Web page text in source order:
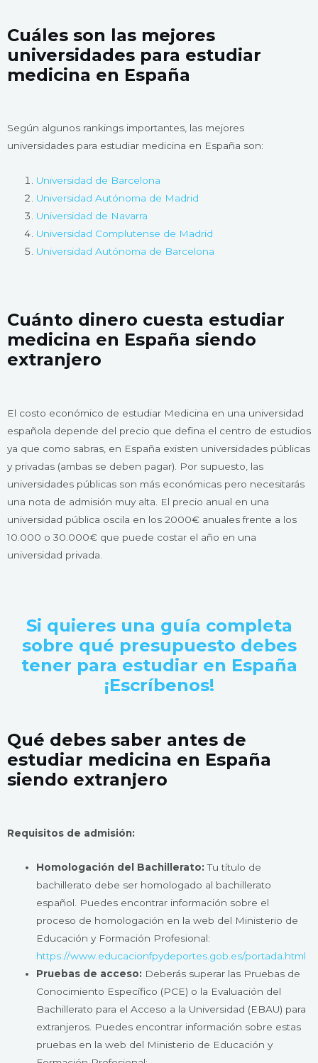
Cuáles son las mejores
universidades para estudiar
medicina en España
Según algunos rankings importantes, las mejores
universidades para estudiar medicina en España son:
Universidad de Barcelona
Universidad Autónoma de Madrid
Universidad de Navarra
Universidad Complutense de Madrid
Universidad Autónoma de Barcelona
Cuánto dinero cuesta estudiar
medicina en España siendo
extranjero
El costo económico de estudiar Medicina en una universidad
española depende del precio que defina el centro de estudios
ya que como sabras, en España existen universidades públicas
y privadas (ambas se deben pagar). Por supuesto, las
universidades públicas son más económicas pero necesitarás
una nota de admisión muy alta. El precio anual en una
universidad pública oscila en los 2000€ anuales frente a los
10.000 o 30.000€ que puede costar el año en una
universidad privada.
Si quieres una guía completa
sobre qué presupuesto debes
tener para estudiar en España
¡Escríbenos!
Qué debes saber antes de
estudiar medicina en España
siendo extranjero
Requisitos de admisión:
Homologación del Bachillerato: Tu título de
bachillerato debe ser homologado al bachillerato
español. Puedes encontrar información sobre el
proceso de homologación en la web del Ministerio de
Educación y Formación Profesional:
https://www.educacionfpydeportes.gob.es/portada.html
Pruebas de acceso: Deberás superar las Pruebas de
Conocimiento Específico (PCE) o la Evaluación del
Bachillerato para el Acceso a la Universidad (EBAU) para
extranjeros. Puedes encontrar información sobre estas
pruebas en la web del Ministerio de Educación y